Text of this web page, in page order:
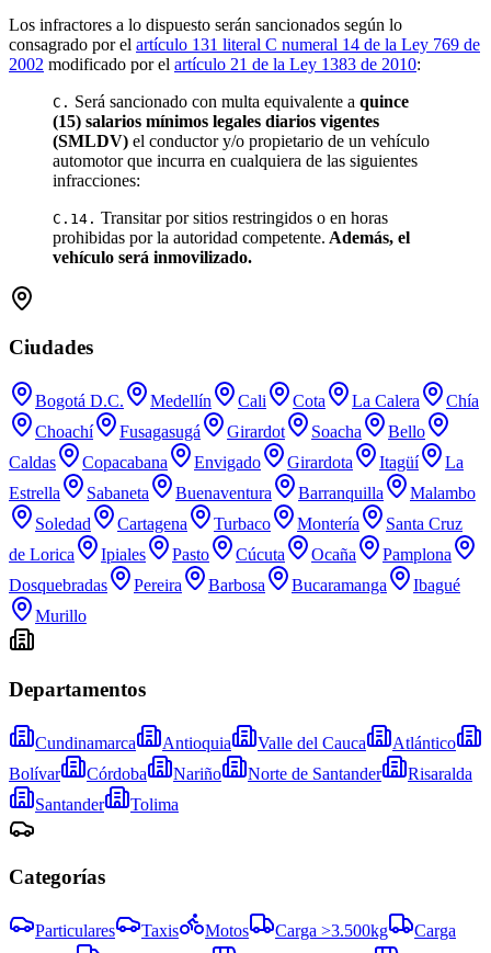
Los infractores a lo dispuesto serán sancionados según lo
consagrado por el artículo 131 literal C numeral 14 de la Ley 769 de
2002 modificado por el artículo 21 de la Ley 1383 de 2010:
C. Será sancionado con multa equivalente a quince
(15) salarios mínimos legales diarios vigentes
(SMLDV) el conductor y/o propietario de un vehículo
automotor que incurra en cualquiera de las siguientes
infracciones:
C.14. Transitar por sitios restringidos o en horas
prohibidas por la autoridad competente. Además, el
vehículo será inmovilizado.
Ciudades
Bogotá D.C. Medellín Cali Cota La Calera
Chía
Choachí
Fusagasugá Girardot Soacha
Bello
Caldas
Copacabana Envigado Girardota Itagüí
La
Estrella
Sabaneta Buenaventura Barranquilla
Malambo
Soledad
Cartagena Turbaco Montería
Santa Cruz
de Lorica
Ipiales Pasto Cúcuta Ocaña
Pamplona
Dosquebradas
Pereira Barbosa Bucaramanga
Ibagué
Murillo
Departamentos
Cundinamarca Antioquia Valle del Cauca
Atlántico
Bolívar
Córdoba Nariño Norte de Santander
Risaralda
Santander
Tolima
Categorías
Particulares Taxis Motos Carga >3.500kg
Carga